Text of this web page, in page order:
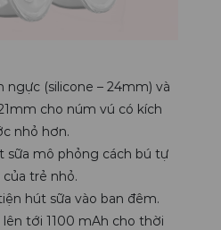
(silicone – 24mm) và
cho núm vú có kích
nhỏ hơn.
sữa mô phỏng cách bú tự
của trẻ nhỏ.
hút sữa vào ban đêm.
tới 1100 mAh cho thời